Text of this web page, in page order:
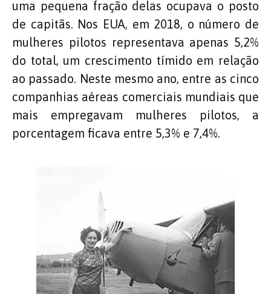
uma pequena fração delas ocupava o posto
de capitãs. Nos EUA, em 2018, o número de
mulheres pilotos representava apenas 5,2%
do total, um crescimento tímido em relação
ao passado. Neste mesmo ano, entre as cinco
companhias aéreas comerciais mundiais que
mais empregavam mulheres pilotos, a
porcentagem ficava entre 5,3% e 7,4%.